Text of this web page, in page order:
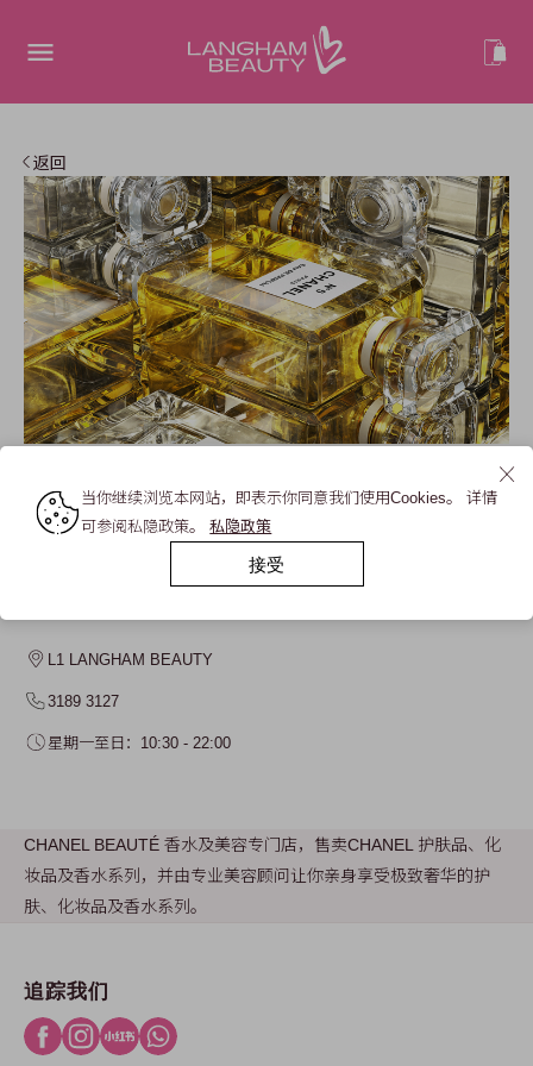
返回
L1 LANGHAM BEAUTY
3189 3127
星期一至日：10:30 - 22:00
CHANEL BEAUTÉ 香水及美容专门店，售卖CHANEL 护肤品、化
妆品及香水系列，并由专业美容顾问让你亲身享受极致奢华的护
肤、化妆品及香水系列。
当你继续浏览本网站，即表示你同意我们使用Cookies。 详情
可参阅私隐政策。私隐政策
接受
追踪我们